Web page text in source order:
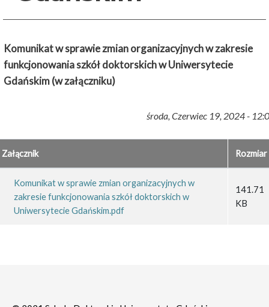
Komunikat w sprawie zmian organizacyjnych w zakresie
funkcjonowania szkół doktorskich w Uniwersytecie
Gdańskim (w załączniku)
środa, Czerwiec 19, 2024 -
Załącznik Rozmiar
Komunikat w sprawie zmian organizacyjnych w
zakresie funkcjonowania szkół doktorskich w
Uniwersytecie Gdańskim.pdf
141.71
KB